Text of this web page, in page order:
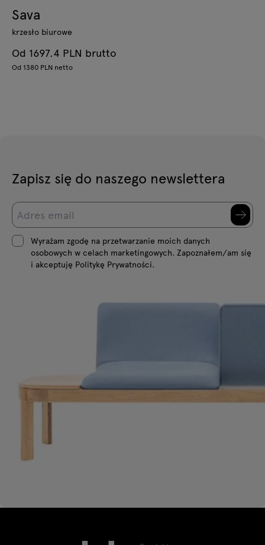
Sava
krzesło biurowe
Od 1697.4 PLN brutto
Od 1380 PLN netto
Zapisz się do naszego newslettera
Wyrażam zgodę na przetwarzanie moich danych
osobowych w celach marketingowych. Zapoznałem/am się
i akceptuję Politykę Prywatności.